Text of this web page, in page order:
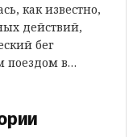
как известно,
действий,
бег
поездом в…